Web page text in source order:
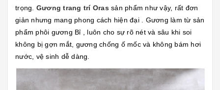
trọng. Gương trang trí Oras sản phẩm như vậy, rất đơn
giản nhưng mang phong cách hiện đại . Gương làm từ sản
phẩm phôi gương Bỉ , luôn cho sự rõ nét và sâu khi soi
không bị gợn mắt, gương chống ố mốc và không bám hơi
nước, vệ sinh dễ dàng.